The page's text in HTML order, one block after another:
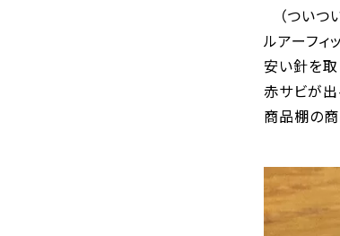
（つい
ルアーフィ
安い針を取
赤サビが出
商品棚の商